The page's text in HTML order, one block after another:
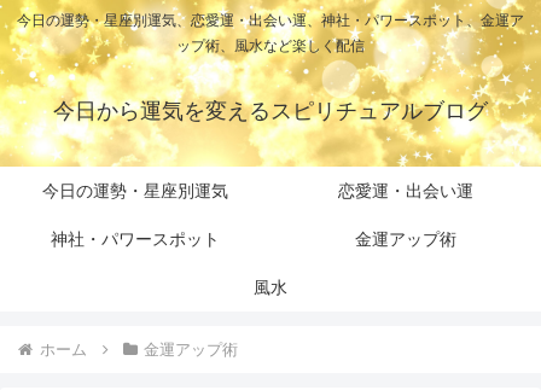
今日の運勢・星座別運気、恋愛運・出会い運、神社・パワースポット、金運ア
ップ術、風水など楽しく配信
今日から運気を変えるスピリチュアルブログ
今日の運勢・星座別運気 恋愛運・出会い運
神社・パワースポット 金運アップ術
風水
ホーム 金運アップ術